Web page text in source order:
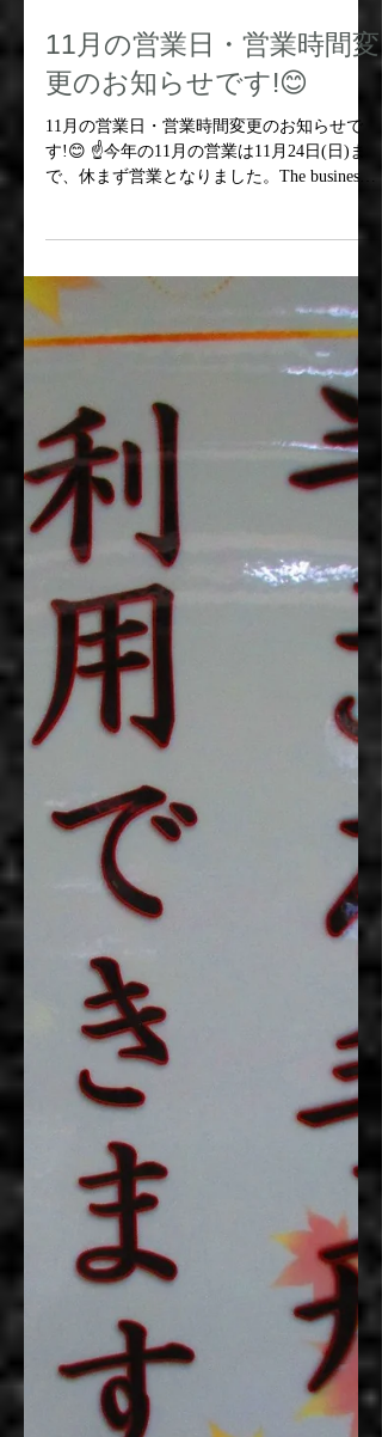
しい足跡が残されていました! ...
11月の営業日・営業時間変
更のお知らせです!😊
11月の営業日・営業時間変更のお知らせで
す!😊 ☝️今年の11月の営業は11月24日(日)ま
in November this year is open until November